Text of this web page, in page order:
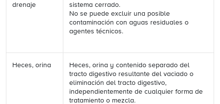
drenaje
sistema cerrado.
No se puede excluir una posible
contaminación con aguas residuales o
agentes técnicos.
Heces, orina
Heces, orina y contenido separado del
tracto digestivo resultante del vaciado o
eliminación del tracto digestivo,
independientemente de cualquier forma de
tratamiento o mezcla.